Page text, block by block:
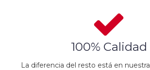
100% Calidad
La diferencia del resto está en